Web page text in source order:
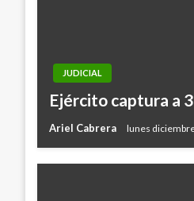
JUDICIAL
Ejército captura a
Ariel Cabrera lunes